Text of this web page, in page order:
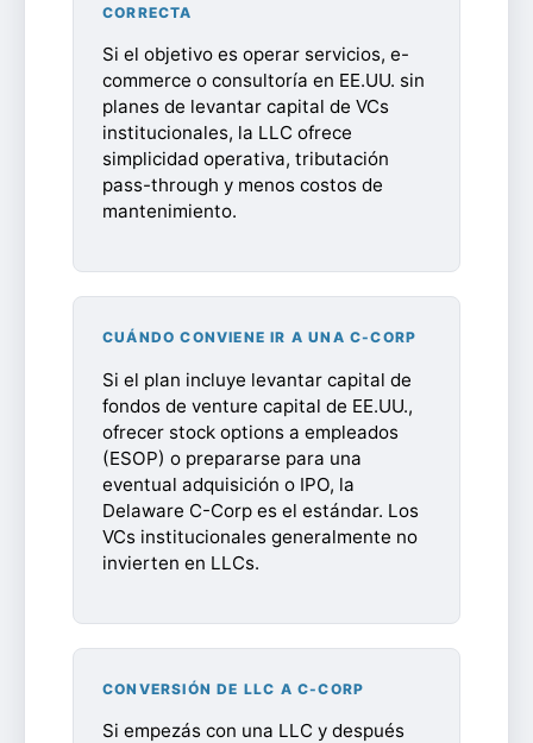
CORRECTA
Si el objetivo es operar servicios, e-
commerce o consultoría en EE.UU. sin
planes de levantar capital de VCs
institucionales, la LLC ofrece
simplicidad operativa, tributación
pass-through y menos costos de
mantenimiento.
CUÁNDO CONVIENE IR A UNA C-CORP
Si el plan incluye levantar capital de
fondos de venture capital de EE.UU.,
ofrecer stock options a empleados
(ESOP) o prepararse para una
eventual adquisición o IPO, la
Delaware C-Corp es el estándar. Los
VCs institucionales generalmente no
invierten en LLCs.
CONVERSIÓN DE LLC A C-CORP
Si empezás con una LLC y después